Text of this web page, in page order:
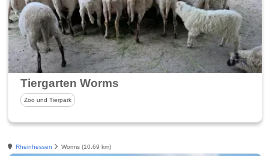
Tiergarten Worms
Zoo und Tierpark
Rheinhessen Worms (10.69 km)